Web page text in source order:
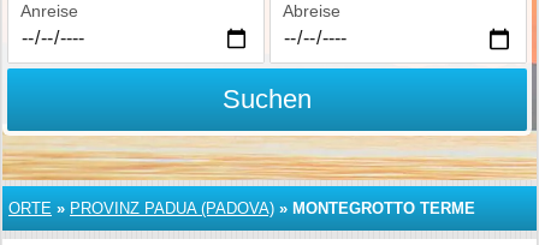
Anreise Abreise
Suchen
ORTE » PROVINZ PADUA (PADOVA) » MONTEGROTTO TERME